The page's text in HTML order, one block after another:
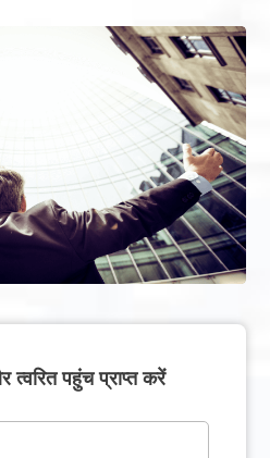
पहुंच प्राप्त करें